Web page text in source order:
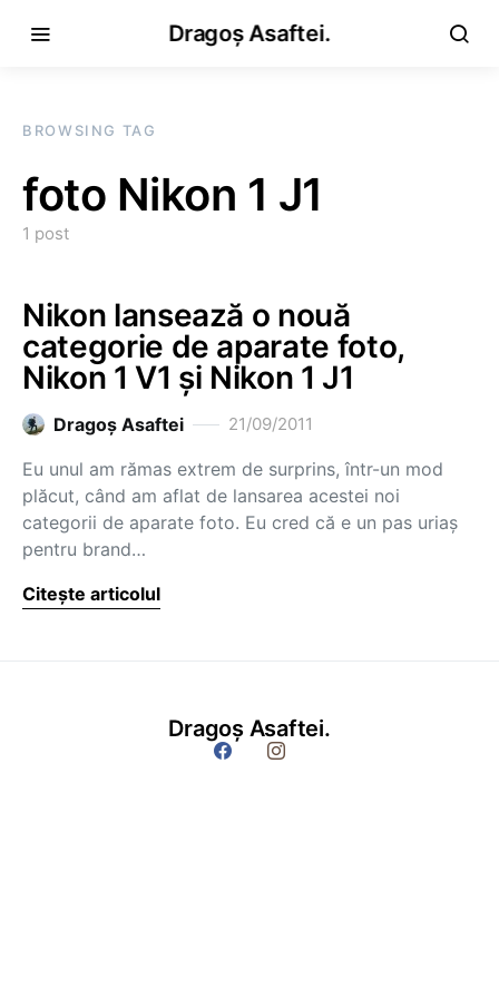
Dragoș Asaftei.
BROWSING TAG
foto Nikon 1 J1
1 post
Nikon lansează o nouă
categorie de aparate foto,
Nikon 1 V1 și Nikon 1 J1
Dragoş Asaftei 21/09/2011
Eu unul am rămas extrem de surprins, într-un mod
plăcut, când am aflat de lansarea acestei noi
categorii de aparate foto. Eu cred că e un pas uriaș
pentru brand…
Citește articolul
Dragoș Asaftei.